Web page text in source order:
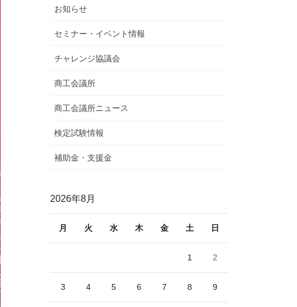
お知らせ
セミナー・イベント情報
チャレンジ協議会
商工会議所
商工会議所ニュース
検定試験情報
補助金・支援金
2026年8月
月 火 水 木 金 土 日
1 2
3 4 5 6 7 8 9